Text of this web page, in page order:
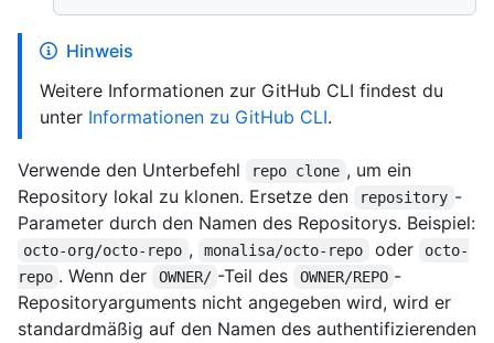
Hinweis
Weitere Informationen zur GitHub CLI findest du
unter Informationen zu GitHub CLI.
Verwende den Unterbefehl repo clone , um ein
Repository lokal zu klonen. Ersetze den
repository -
Parameter durch den Namen des Repositorys. Beispiel:
octo-org/octo-repo , monalisa/octo-repo oder
octo-
repo . Wenn der OWNER/ -Teil des OWNER/REPO -
Repositoryarguments nicht angegeben wird, wird er
standardmäßig auf den Namen des authentifizierenden